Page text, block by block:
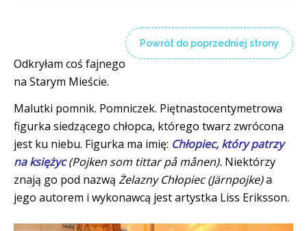
Powrót do poprzedniej strony
Odkryłam coś fajnego
na Starym Mieście.
Malutki pomnik. Pomniczek. Piętnastocentymetrowa
figurka siedzącego chłopca, którego twarz zwrócona
jest ku niebu. Figurka ma imię: Chłopiec, który patrzy
na księżyc(Pojken som tittar på månen). Niektórzy
znają go pod nazwą Żelazny Chłopiec (Järnpojke)a
jego autorem i wykonawcą jest artystka Liss Eriksson.